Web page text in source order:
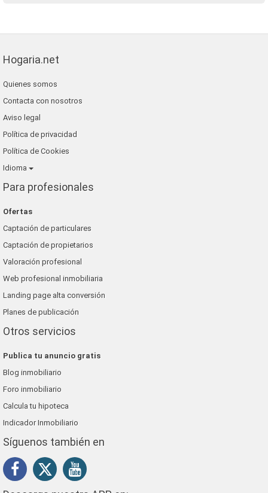
Hogaria.net
Quienes somos
Contacta con nosotros
Aviso legal
Política de privacidad
Política de Cookies
Idioma
Para profesionales
Ofertas
Captación de particulares
Captación de propietarios
Valoración profesional
Web profesional inmobiliaria
Landing page alta conversión
Planes de publicación
Otros servicios
Publica tu anuncio gratis
Blog inmobiliario
Foro inmobiliario
Calcula tu hipoteca
Indicador Inmobiliario
Síguenos también en